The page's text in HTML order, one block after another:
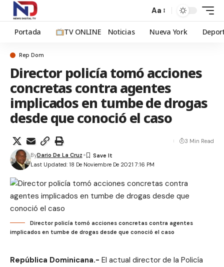
Aa
Portada TV ONLINE Noticias Nueva York
Rep Dom
Director policía tomó acciones
concretas contra agentes
implicados en tumbe de drogas
desde que conoció el caso
Last Updated: 18 De Noviembre De 2021 7:16 PM
ByDario De La Cruz
3 Min Read
Director policía tomó acciones concretas contra agentes
implicados en tumbe de drogas desde que conoció el caso
República Dominicana.- El actual director de la Policía